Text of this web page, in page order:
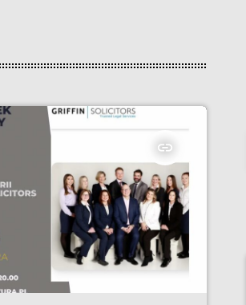
insert_link